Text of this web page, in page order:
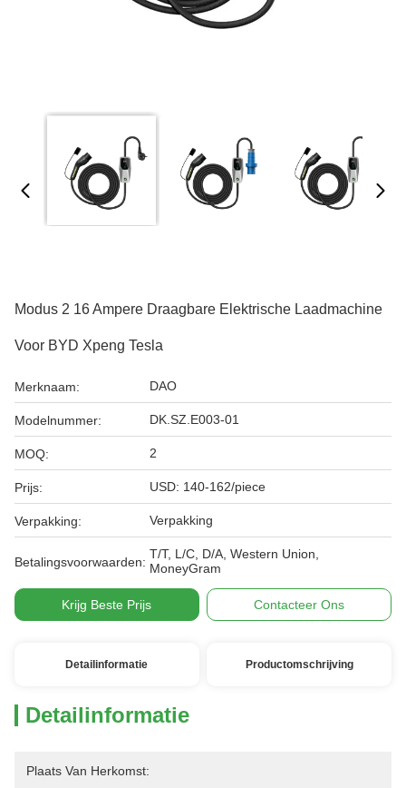
Modus 2 16 Ampere Draagbare Elektrische Laadmachine
Voor BYD Xpeng Tesla
Merknaam: DAO
Modelnummer: DK.SZ.E003-01
MOQ: 2
Prijs: USD: 140-162/piece
Verpakking: Verpakking
Betalingsvoorwaarden:
T/T, L/C, D/A, Western Union,
MoneyGram
Krijg Beste Prijs Contacteer Ons
Detailinformatie Productomschrijving
Detailinformatie
Plaats Van Herkomst: